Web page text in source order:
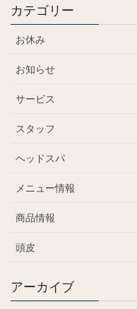
カテゴリー
お休み
お知らせ
サービス
スタッフ
ヘッドスパ
メニュー情報
商品情報
頭皮
アーカイブ